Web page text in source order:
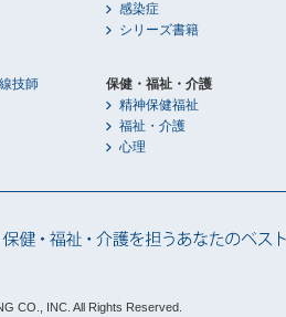
技師
感染症
シリーズ書籍
保健・福祉・介護
精神保健福祉
福祉・介護
心理
CO., INC. All Rights Reserved.